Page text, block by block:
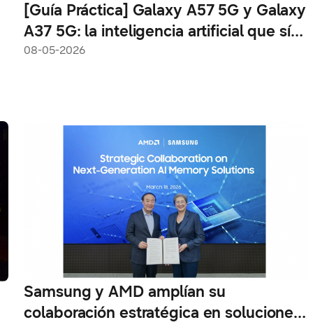
[Guía Práctica] Galaxy A57 5G y Galaxy
A37 5G: la inteligencia artificial que sí
usarás todos los días
08-05-2026
Samsung y AMD amplían su
colaboración estratégica en soluciones